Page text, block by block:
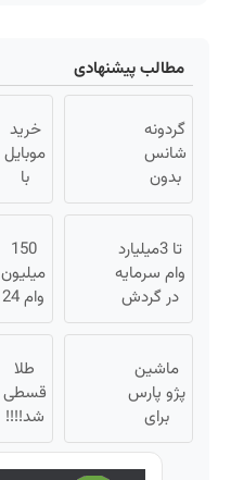
مطالب پیشنهادی
گردونه
شانس
بدون
پوچ از
آیفون17
و بیت
کوین
🔥
خرید
موبایل
با
اسنپ
در ۴
قسط
بدون
سود و
تا 3میلیارد
وام سرمایه
در گردش
فروشندگان
فروشگاهت
رو ثبت کن
150
میلیون
وام 24
ماهه
تکنوپی
ماشین
پژو پارس
برای
فروش
داری؟
طلا
قسطی
شد!!!!
💰🔥